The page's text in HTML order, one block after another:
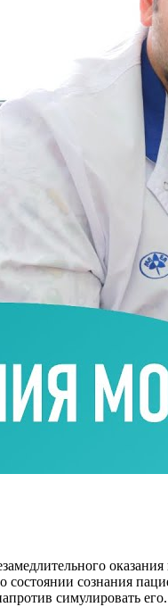
сознания
симулировать